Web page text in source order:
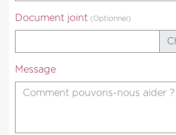
Document joint(Optionnel)
Message